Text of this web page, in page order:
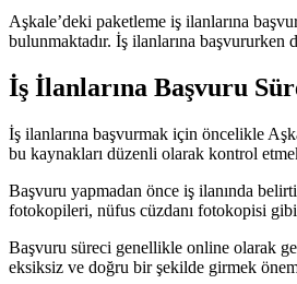
Aşkale’deki paketleme iş ilanlarına
bulunmaktadır. İş ilanlarına
İş İlanlarına Başvuru
İş ilanlarına başvurmak için öncelikle
bu kaynakları düzenli olarak kontrol
Başvuru yapmadan önce iş ilanında
fotokopileri, nüfus cüzdanı fotokopisi
Başvuru süreci genellikle online olarak
eksiksiz ve doğru bir şekilde girmek